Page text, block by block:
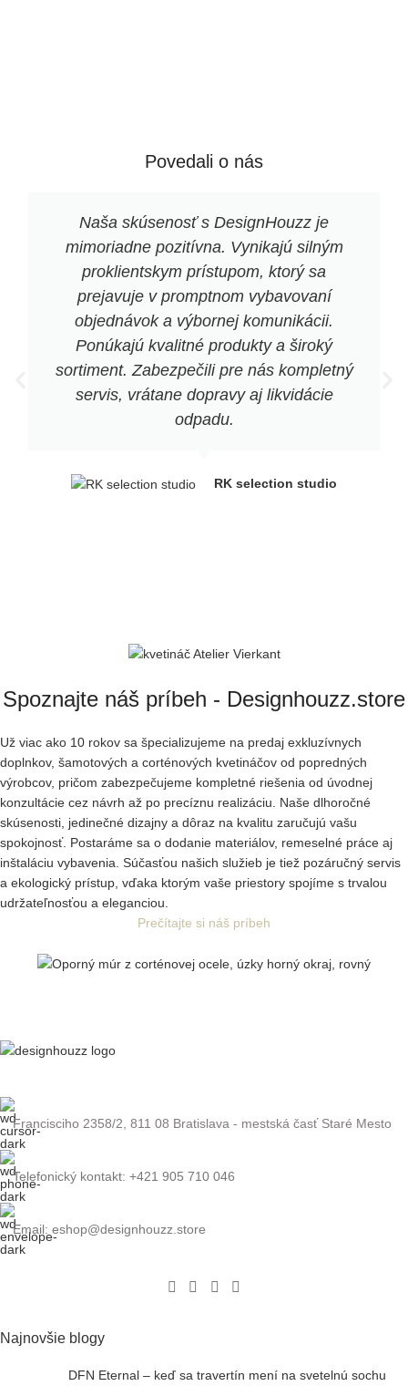
Povedali o nás
Naša skúsenosť s DesignHouzz je
mimoriadne pozitívna. Vynikajú silným
proklientskym prístupom, ktorý sa
prejavuje v promptnom vybavovaní
objednávok a výbornej komunikácii.
Ponúkajú kvalitné produkty a široký
sortiment. Zabezpečili pre nás kompletný
servis, vrátane dopravy aj likvidácie
odpadu.
RK selection studio
Spoznajte náš príbeh - Designhouzz.store
Už viac ako 10 rokov sa špecializujeme na predaj exkluzívnych
doplnkov, šamotových a corténových kvetináčov od popredných
výrobcov, pričom zabezpečujeme kompletné riešenia od úvodnej
konzultácie cez návrh až po precíznu realizáciu. Naše dlhoročné
skúsenosti, jedinečné dizajny a dôraz na kvalitu zaručujú vašu
spokojnosť. Postaráme sa o dodanie materiálov, remeselné práce aj
inštaláciu vybavenia. Súčasťou našich služieb je tiež pozáručný servis
a ekologický prístup, vďaka ktorým vaše priestory spojíme s trvalou
udržateľnosťou a eleganciou.
Prečítajte si náš príbeh
Francisciho 2358/2, 811 08 Bratislava - mestská časť Staré Mesto
Telefonický kontakt: +421 905 710 046
Email: eshop@designhouzz.store
Najnovšie blogy
DFN Eternal – keď sa travertín mení na svetelnú sochu